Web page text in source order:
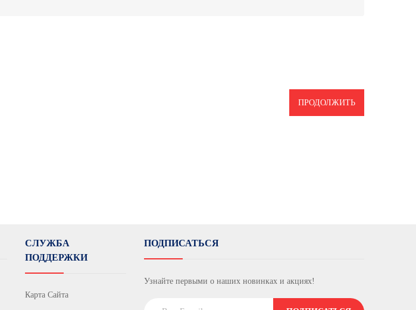
ПРОДОЛЖИТЬ
СЛУЖБА
ПОДДЕРЖКИ
Карта Сайта
ПОДПИСАТЬСЯ
Узнайте первыми о наших новинках и акциях!